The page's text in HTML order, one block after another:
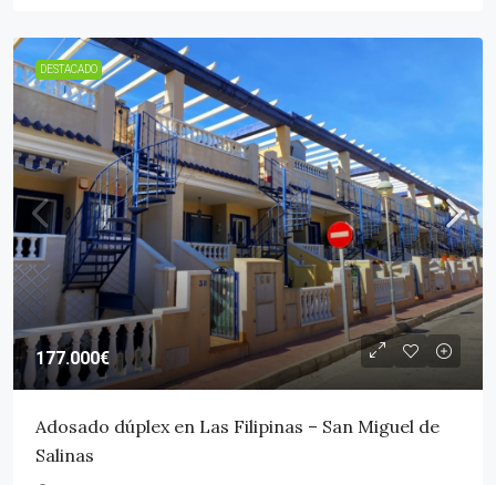
DESTACADO
177.000€
Adosado dúplex en Las Filipinas – San Miguel de
Salinas